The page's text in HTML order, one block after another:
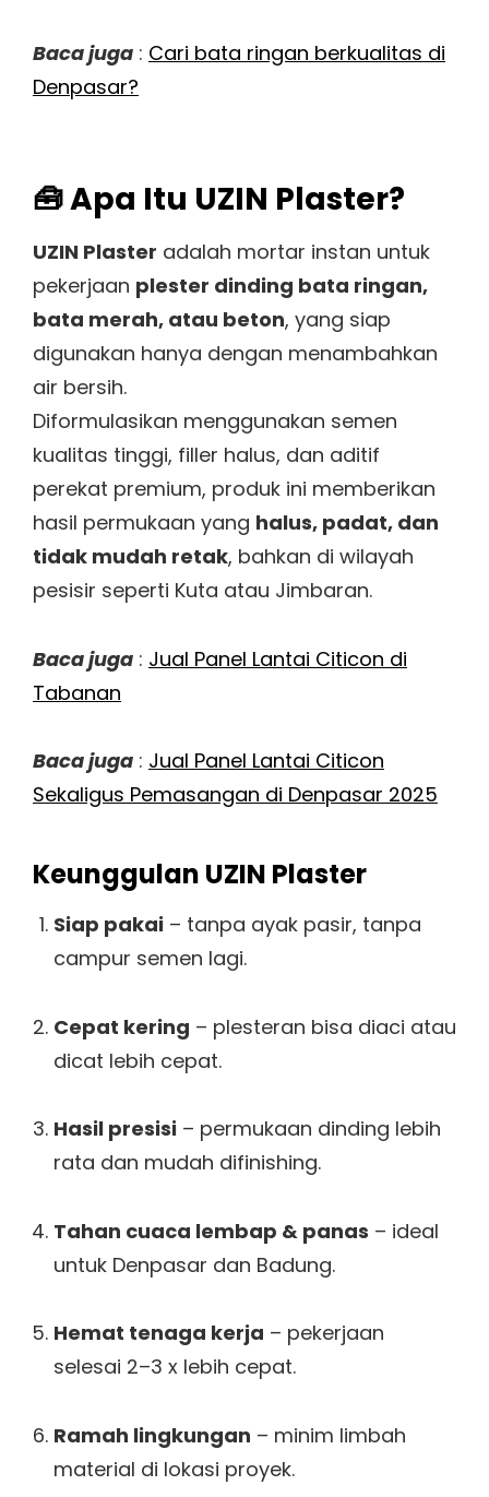
Baca juga : Cari bata ringan berkualitas di
Denpasar?
🧰 Apa Itu UZIN Plaster?
UZIN Plaster adalah mortar instan untuk
pekerjaan plester dinding bata ringan,
bata merah, atau beton, yang siap
digunakan hanya dengan menambahkan
air bersih.
Diformulasikan menggunakan semen
kualitas tinggi, filler halus, dan aditif
perekat premium, produk ini memberikan
hasil permukaan yang halus, padat, dan
tidak mudah retak, bahkan di wilayah
pesisir seperti Kuta atau Jimbaran.
Baca juga : Jual Panel Lantai Citicon di
Tabanan
Baca juga : Jual Panel Lantai Citicon
Sekaligus Pemasangan di Denpasar 2025
Keunggulan UZIN Plaster
Siap pakai– tanpa ayak pasir, tanpa
campur semen lagi.
Cepat kering – plesteran bisa diaci atau
dicat lebih cepat.
Hasil presisi– permukaan dinding lebih
rata dan mudah difinishing.
Tahan cuaca lembap & panas – ideal
untuk Denpasar dan Badung.
Hemat tenaga kerja – pekerjaan
selesai 2–3 x lebih cepat.
Ramah lingkungan – minim limbah
material di lokasi proyek.